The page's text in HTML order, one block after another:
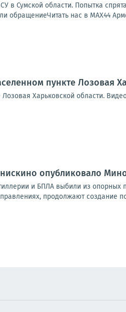
Сумской области. Попытка
обращениеЧитать нас в MAX44
пункте Лозовая
Харьковской области.
опубликовало
и БПЛА выбили из опорных
продолжают создание